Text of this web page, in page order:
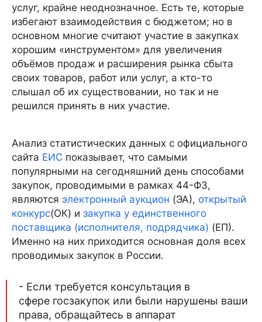
услуг, крайне неоднозначное. Есть те, которые
избегают взаимодействия с бюджетом; но в
основном многие считают участие в закупках
хорошим «инструментом» для увеличения
объёмов продаж и расширения рынка сбыта
своих товаров, работ или услуг, а кто-то
слышал об их существовании, но так и не
решился принять в них участие.
Анализ статистических данных с официального
сайта ЕИС показывает, что самыми
популярными на сегодняшний день способами
закупок, проводимыми в рамках 44-ФЗ,
являются электронный аукцион (ЭА), открытый
конкурс(ОК) и закупка у единственного
поставщика (исполнителя, подрядчика) (ЕП).
Именно на них приходится основная доля всех
проводимых закупок в России.
- Если требуется консультация в
сфере госзакупок или были нарушены ваши
права, обращайтесь в аппарат